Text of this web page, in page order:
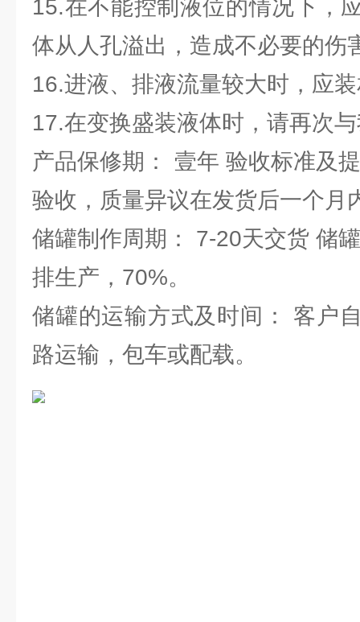
15.在不能控制液位的情况下，
体从人孔溢出，造成不必要的伤
16.进液、排液流量较大时，应
17.在变换盛装液体时，请再次
产品保修期： 壹年 验收标准及
验收，质量异议在发货后一个月
储罐制作周期： 7-20天交货 储
排生产，70%。
储罐的运输方式及时间： 客户
路运输，包车或配载。